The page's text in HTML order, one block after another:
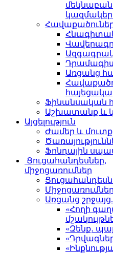
Առցանց
Ֆինանսական
Աշխատանք և
Այցելություն
Ժամեր և մուտք
Ֆոնդային
Ցուցահանդեսներ,
միջոցառումներ
Միջոցառումներ
Առցանց շրջայց.
«Հողի
«Զենք․